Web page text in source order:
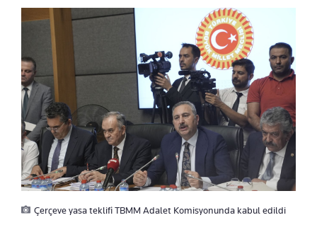
Çerçeve yasa teklifi TBMM Adalet Komisyonunda kabul edildi